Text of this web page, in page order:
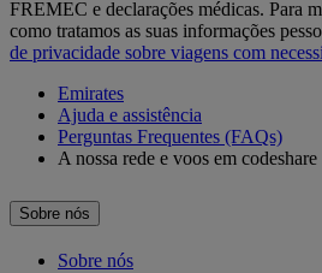
FREMEC e declarações médicas. Para
como tratamos as suas informações
de privacidade sobre viagens com
Emirates
Ajuda e assistência
Perguntas Frequentes (FAQs)
A nossa rede e voos em codeshare
Sobre nós
Sobre nós